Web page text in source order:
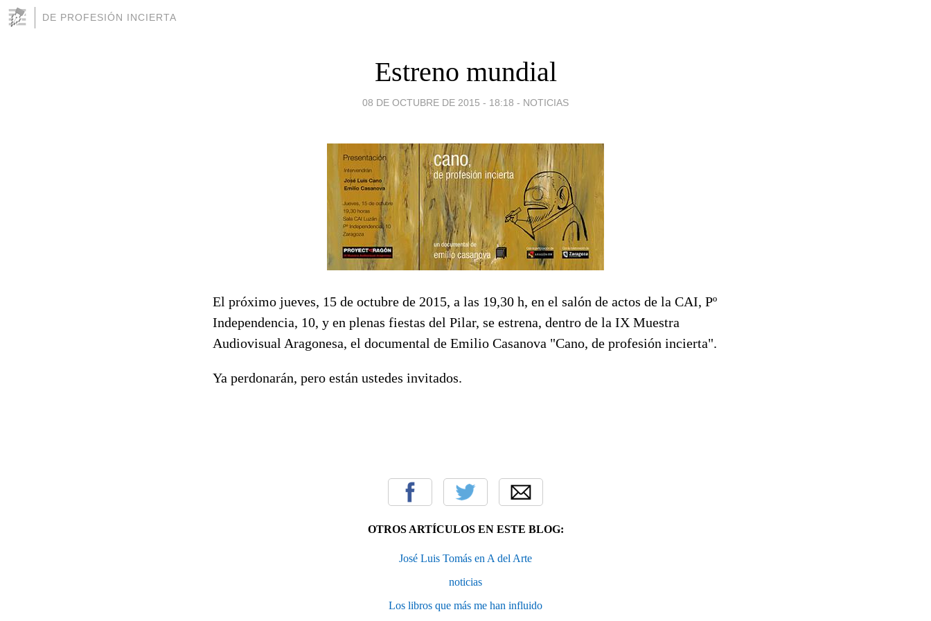
DE PROFESIÓN INCIERTA
Estreno mundial
08 DE OCTUBRE DE 2015 - 18:18 - NOTICIAS
El próximo jueves, 15 de octubre de 2015, a las 19,30 h, en el salón de actos de la CAI, Pº
Independencia, 10, y en plenas fiestas del Pilar, se estrena, dentro de la IX Muestra
Audiovisual Aragonesa, el documental de Emilio Casanova "Cano, de profesión incierta".
Ya perdonarán, pero están ustedes invitados.
OTROS ARTÍCULOS EN ESTE BLOG:
José Luis Tomás en A del Arte
noticias
Los libros que más me han influido